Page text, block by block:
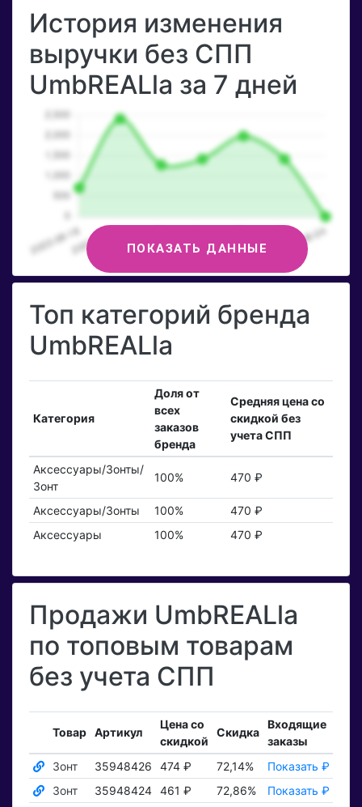
История изменения
выручки без СПП
UmbREALla за 7 дней
ПОКАЗАТЬ ДАННЫЕ
Топ категорий бренда
UmbREALla
Категория
Доля от
всех
заказов
бренда
Средняя цена со
скидкой без
учета СПП
Аксессуары/Зонты/
Зонт
100% 470 ₽
Аксессуары/Зонты 100%
470 ₽
Аксессуары
100% 470 ₽
Продажи UmbREALla
по топовым товарам
без учета СПП
Товар Артикул
Цена со
скидкой
Скидка
Входящие
заказы
Зонт
35948426 474 ₽ 72,14% Показать ₽
Зонт
35948424 461 ₽ 72,86% Показать ₽